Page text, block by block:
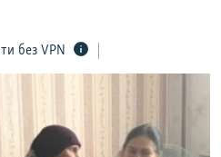
без VPN